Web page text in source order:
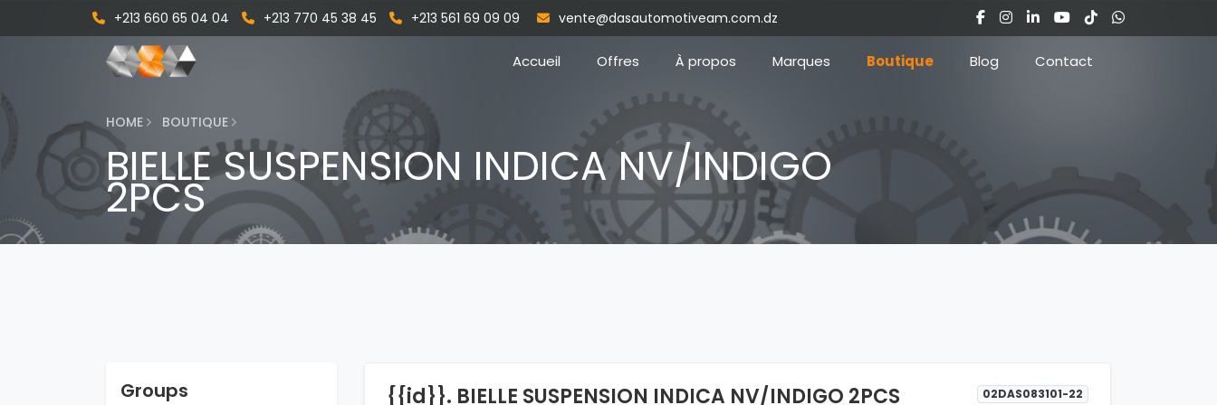
+213 660 65 04 04 +213 770 45 38 45 +213 561 69 09 09 vente@dasautomotiveam.com.dz
Accueil Offres À propos Marques Boutique Blog Contact
HOME BOUTIQUE
BIELLE SUSPENSION INDICA NV/INDIGO
2PCS
Groups {{id}}. BIELLE SUSPENSION INDICA NV/INDIGO 2PCS 02DAS083101-22